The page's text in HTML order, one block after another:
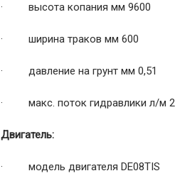
· высота копания мм 9600
· ширина траков мм 600
· давление на грунт мм 0,51
· макс. поток гидравлики л/м
Двигатель:
· модель двигателя DE08TIS